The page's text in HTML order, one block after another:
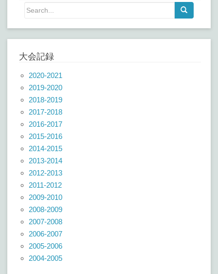
大会記録
2020-2021
2019-2020
2018-2019
2017-2018
2016-2017
2015-2016
2014-2015
2013-2014
2012-2013
2011-2012
2009-2010
2008-2009
2007-2008
2006-2007
2005-2006
2004-2005